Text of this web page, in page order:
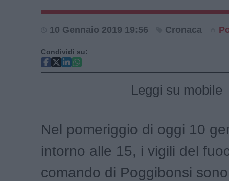
10 Gennaio 2019 19:56 Cronaca
Condividi su:
Leggi su mobile
Nel pomeriggio di oggi 10
intorno alle 15, i vigili del
comando di Poggibonsi